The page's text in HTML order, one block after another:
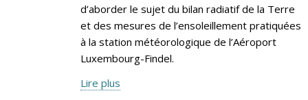
d’aborder le sujet du bilan radiatif de la Terre
et des mesures de l’ensoleillement pratiquées
à la station météorologique de l’Aéroport
Luxembourg-Findel.
Lire plus